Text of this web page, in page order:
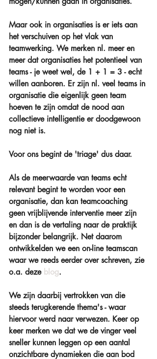
Maar ook in organisaties is er iets aan
het verschuiven op het vlak van
teamwerking. We merken nl. meer en
meer dat organisaties het potentieel van
teams - je weet wel, de 1 + 1 = 3 - echt
willen aanboren. Er zijn nl. veel teams in
organisatie die eigenlijk geen team
hoeven te zijn omdat de nood aan
collectieve intelligentie er doodgewoon
nog niet is.
Voor ons begint de 'triage' dus daar.
Als de meerwaarde van teams echt
relevant begint te worden voor een
organisatie, dan kan teamcoaching
geen vrijblijvende interventie meer zijn
en dan is de vertaling naar de praktijk
bijzonder belangrijk. Net daarom
ontwikkelden we een on-line teamscan
waar we reeds eerder over schreven, zie
o.a. deze blog.
We zijn daarbij vertrokken van die
steeds terugkerende thema's - waar
hiervoor werd naar verwezen. Keer op
keer merken we dat we de vinger veel
sneller kunnen leggen op een aantal
onzichtbare dynamieken die aan bod